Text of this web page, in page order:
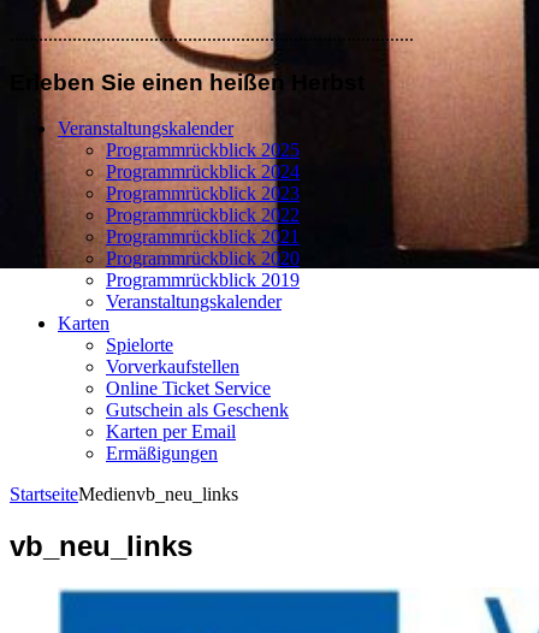
....................................................................................
Erleben Sie einen heißen Herbst
Veranstaltungskalender
Programmrückblick 2025
Programmrückblick 2024
Programmrückblick 2023
Programmrückblick 2022
Programmrückblick 2021
Programmrückblick 2020
Programmrückblick 2019
Veranstaltungskalender
Karten
Spielorte
Vorverkaufstellen
Online Ticket Service
Gutschein als Geschenk
Karten per Email
Ermäßigungen
StartseiteMedienvb_neu_links
vb_neu_links